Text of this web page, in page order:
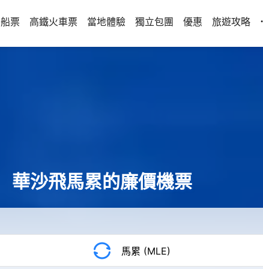
船票 高鐵火車票 當地體驗 獨立包團 優惠 旅遊攻略
華沙飛馬累的廉價機票